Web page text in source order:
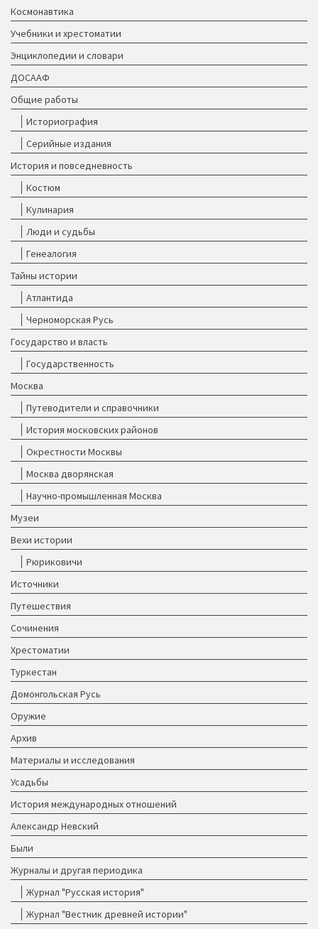
Космонавтика
Учебники и хрестоматии
Энциклопедии и словари
ДОСААФ
Общие работы
Историография
Серийные издания
История и повседневность
Костюм
Кулинария
Люди и судьбы
Генеалогия
Тайны истории
Атлантида
Черноморская Русь
Государство и власть
Государственность
Москва
Путеводители и справочники
История московских районов
Окрестности Москвы
Москва дворянская
Научно-промышленная Москва
Музеи
Вехи истории
Рюриковичи
Источники
Путешествия
Сочинения
Хрестоматии
Туркестан
Домонгольская Русь
Оружие
Архив
Материалы и исследования
Усадьбы
История международных отношений
Александр Невский
Были
Журналы и другая периодика
Журнал "Русская история"
Журнал "Вестник древней истории"